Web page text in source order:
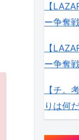
【
ー争奪
【
ー争奪
【チ。
りは何